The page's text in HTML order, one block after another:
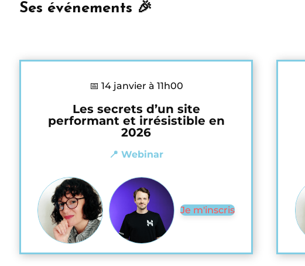
Ses événements 🎉
📅 14 janvier à 11h00
Les secrets d’un site
performant et irrésistible en
2026
📍 Webinar
Je m'inscris